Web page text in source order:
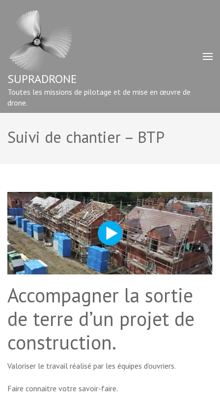
contenu
Entrée)
SUPRADRONE
Toutes les missions de pilotage et de mise en œuvre de
drone.
Suivi de chantier – BTP
Accompagner la sortie
de terre d’un projet de
construction.
Valoriser le travail réalisé par les équipes d’ouvriers.
Faire connaitre votre savoir-faire.